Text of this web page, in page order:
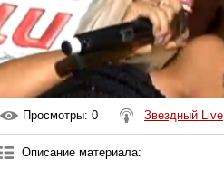
Просмотры: 0 Звездный Live
Описание материала: